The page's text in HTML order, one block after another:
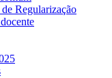
Regularização